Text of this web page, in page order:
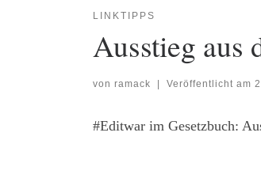
LINKTIPPS
Ausstieg aus
von ramack | Veröffentlicht am
#Editwar im Gesetzbuch: